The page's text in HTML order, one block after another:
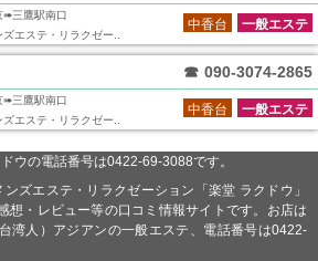
➠三鷹駅南口
ズエステ・リラクゼー..
一般エステ
中香台
☎ 090-3074-2865
➠三鷹駅南口
ズエステ・リラクゼー..
一般エステ
中香台
ウの電話番号は0422-69-3088です。
ズエステ・リラクゼーション「楽堂 ラクドウ」
想・レビュー等の口コミ情報サイトです。お店は
湾人）アジアンの一般エステ、電話番号は0422-